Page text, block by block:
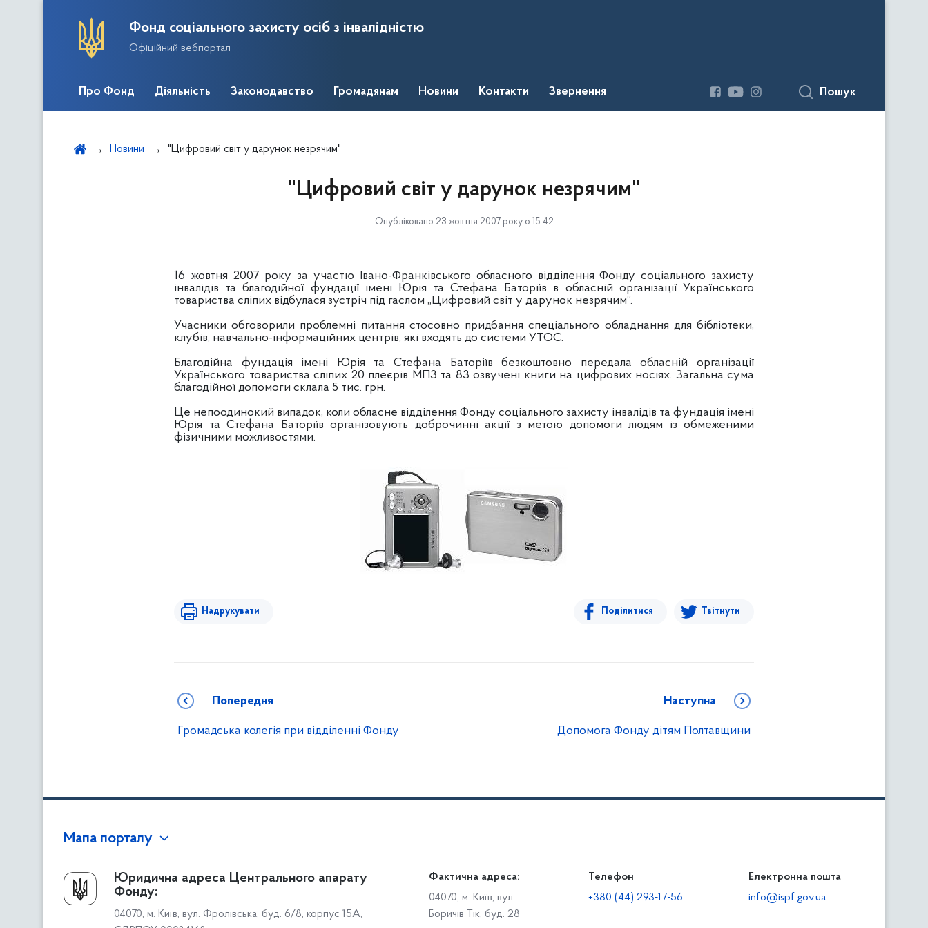
Фонд соціального захисту осіб з інвалідністю
Офіційний вебпортал
Про Фонд Діяльність Законодавство Громадянам Новини Контакти Звернення Пошук
Новини "Цифровий світ у дарунок незрячим"
"Цифровий світ у дарунок незрячим"
Опубліковано 23 жовтня 2007 року о 15:42
16 жовтня 2007 року за участю Івано-Франківського обласного відділення Фонду соціального захисту
інвалідів та благодійної фундації імені Юрія та Стефана Баторіїв в обласній організації Українського
товариства сліпих відбулася зустріч під гаслом „Цифровий світ у дарунок незрячим”.
Учасники обговорили проблемні питання стосовно придбання спеціального обладнання для бібліотеки,
клубів, навчально-інформаційних центрів, які входять до системи УТОС.
Благодійна фундація імені Юрія та Стефана Баторіїв безкоштовно передала обласній організації
Українського товариства сліпих 20 плеєрів МП3 та 83 озвучені книги на цифрових носіях. Загальна сума
благодійної допомоги склала 5 тис. грн.
Це непоодинокий випадок, коли обласне відділення Фонду соціального захисту інвалідів та фундація імені
Юрія та Стефана Баторіїв організовують доброчинні акції з метою допомоги людям із обмеженими
фізичними можливостями.
Надрукувати Поділитися Твітнути
Попередня
Громадська колегія при відділенні Фонду
Наступна
Допомога Фонду дітям Полтавщини
Мапа порталу
Про Фонд
Керівництво
Структура Фонду
Громадянам
Доступ до публічної інформації
Звіти щодо роботи із запитами на отримання публічної
Діяльність
Роботодавцям
Юридична адреса Центрального апарату
Фонду:
04070, м. Київ, вул. Фролівська, буд. 6/8, корпус 15А,
Фактична адреса:
04070, м. Київ, вул.
Боричів Тік, буд. 28
Телефон
+380 (44) 293-17-56
Електронна пошта
info@ispf.gov.ua